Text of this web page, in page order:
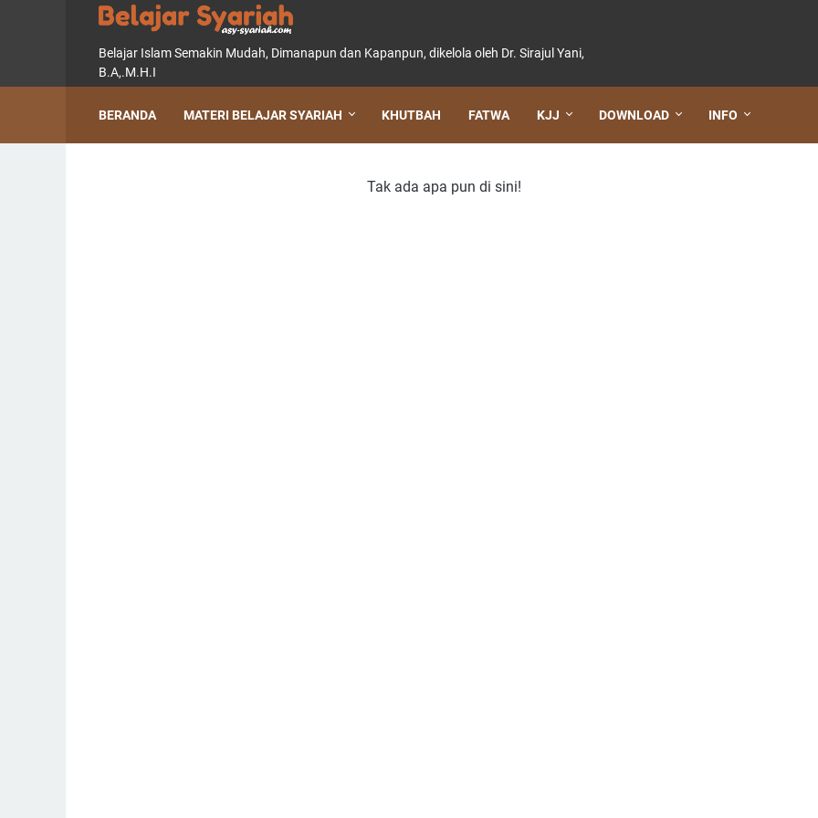
Belajar Islam Semakin Mudah, Dimanapun dan Kapanpun, dikelola oleh Dr. Sirajul Yani,
B.A,.M.H.I
BERANDA MATERI BELAJAR SYARIAH KHUTBAH FATWA KJJ DOWNLOAD INFO
Tak ada apa pun di sini!